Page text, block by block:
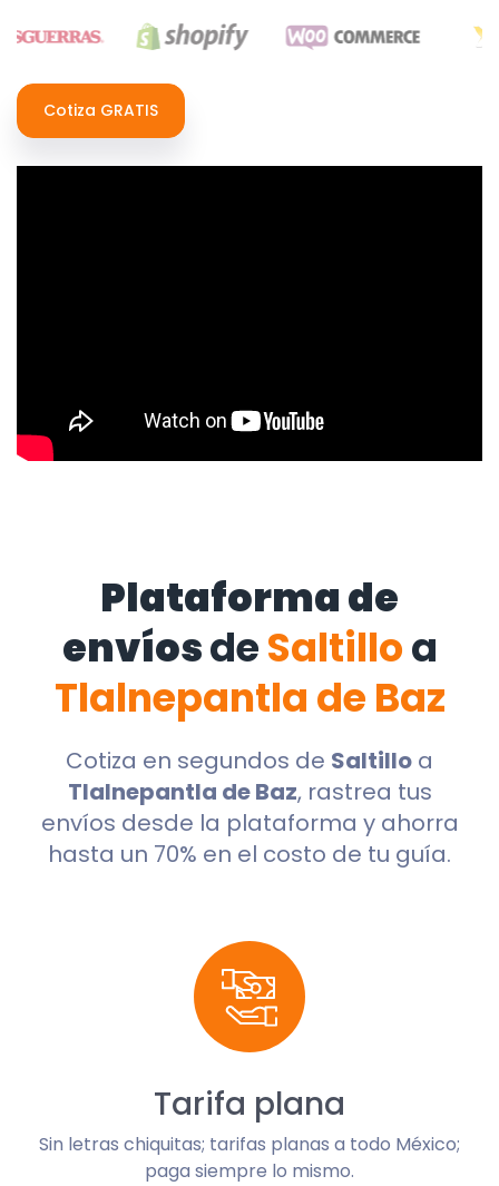
Cotiza GRATIS
Plataforma de
envíosdeSaltilloa
Tlalnepantla de Baz
Cotiza en segundos de Saltillo a
Tlalnepantla de Baz, rastrea tus
envíos desde la plataforma y ahorra
hasta un 70% en el costo de tu guía.
Tarifa plana
Sin letras chiquitas; tarifas planas a todo México;
paga siempre lo mismo.